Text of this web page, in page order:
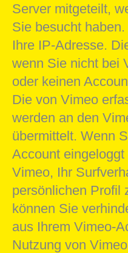
Server mitgeteilt,
Sie besucht
Ihre IP-Adresse.
wenn Sie nicht bei
oder keinen
Die von Vimeo
werden an den
übermittelt. Wenn
Account
Vimeo, Ihr
persönlichen Profil
können Sie
aus Ihrem Vimeo-
Nutzung von